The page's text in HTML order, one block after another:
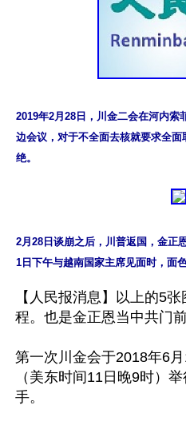
2019年2月28日，川金二会在河内索
边会议，对于不全面去核就要求全
绝。
2月28日谈崩之后，川普返国，金正
1日下午与越南国家主席见面时，面
【人民报消息】以上的5
程。也是金正恩当中共门
第一次川金会于2018年6
（美东时间11日晚9时）
手。